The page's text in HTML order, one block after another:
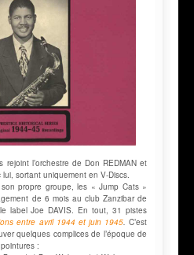
rejoint l’orchestre de Don REDMAN et
sortant uniquement en V-Discs.
propre groupe, les « Jump Cats »
de 6 mois au club Zanzibar de
label Joe DAVIS. En tout, 31 pistes
entre avril 1944 et juin 1945.C’est
quelques complices de l’époque de
: